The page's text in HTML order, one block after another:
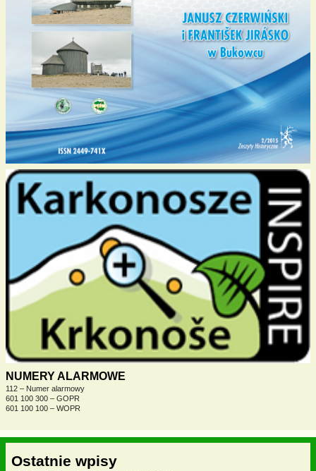
NUMERY ALARMOWE
112 – Numer alarmowy
601 100 300 – GOPR
601 100 100 – WOPR
Ostatnie wpisy